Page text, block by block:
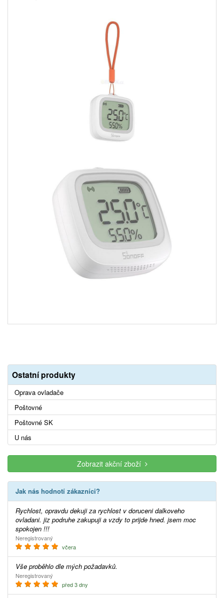
Ostatní produkty
Oprava ovladače
Poštovné
Poštovné SK
U nás
Zobrazit akční zboží
Jak nás hodnotí zákazníci?
Rychlost, opravdu dekuji za rychlost v doruceni dalkoveho
ovladani. jiz podruhe zakupuji a vzdy to prijde hned. jsem moc
spokojen !!!
Neregistrovaný
včera
Vše proběhlo dle mých požadavků.
Neregistrovaný
před 3 dny